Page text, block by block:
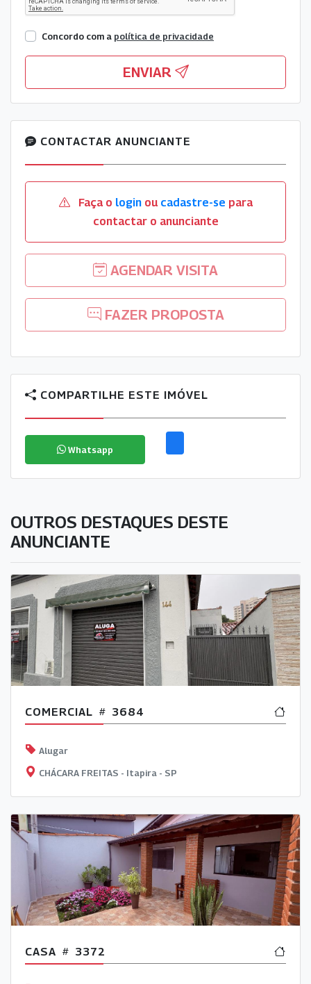
Concordo com a política de privacidade
ENVIAR
CONTACTAR ANUNCIANTE
Faça o loginou cadastre-se para
contactar o anunciante
AGENDAR VISITA
FAZER PROPOSTA
COMPARTILHE ESTE IMÓVEL
Whatsapp
OUTROS DESTAQUES DESTE
ANUNCIANTE
COMERCIAL 3684
Alugar
CHÁCARA FREITAS - Itapira - SP
CASA 3372